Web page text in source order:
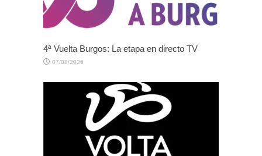
4ª Vuelta Burgos: La etapa en directo TV
07/08/2026